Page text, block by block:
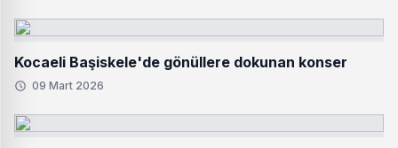
Kocaeli Başiskele'de gönüllere dokunan konser
09 Mart 2026